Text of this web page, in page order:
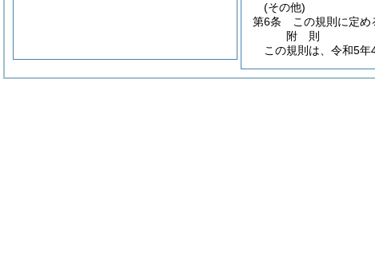
(その他)
第6条
この規則に定
附 則
この規則は、令和5年